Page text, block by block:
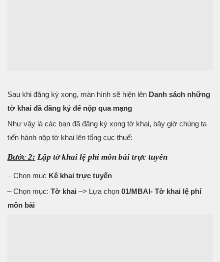
Sau khi đăng ký xong, màn hình sẽ hiện lên Danh sách những
tờ khai đã đăng ký để nộp qua mạng
Như vậy là các bạn đã đăng ký xong tờ khai, bây giờ chúng ta
tiến hành nộp tờ khai lên tổng cục thuế:
Bước 2: Lập tờ khai lệ phí môn bài trực tuyến
– Chọn mục Kê khai trực tuyến
– Chọn mục: Tờ khai –> Lựa chọn 01/MBAI- Tờ khai lệ phí
môn bài